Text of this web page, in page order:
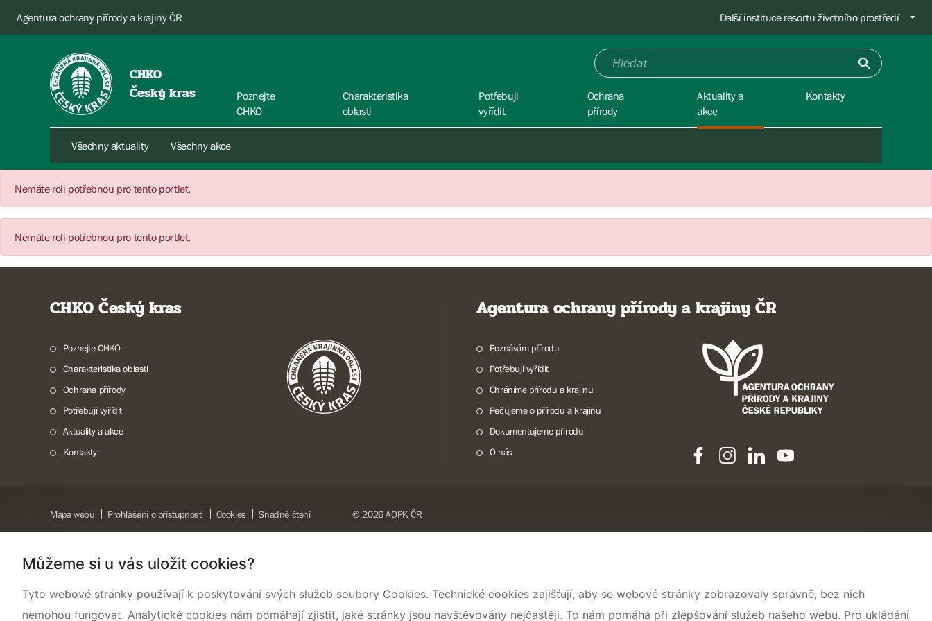
Agentura ochrany přírody a krajiny ČR Další instituce resortu životního prostředí
CHKO
Český kras
Poznejte
CHKO
Charakteristika
oblasti
Potřebuji
vyřídit
Ochrana
přírody
Aktuality a
akce
Všechny aktuality Všechny akce
Kontakty
Nemáte roli potřebnou pro tento portlet.
Nemáte roli potřebnou pro tento portlet.
CHKO Český kras
Poznejte CHKO
Charakteristika oblasti
Ochrana přírody
Potřebuji vyřídit
Aktuality a akce
Kontakty
Agentura ochrany přírody a krajiny ČR
Poznávám přírodu
Potřebuji vyřídit
Chráníme přírodu a krajinu
Pečujeme o přírodu a krajinu
Dokumentujeme přírodu
O nás
Mapa webu Prohlášení o přístupnosti Cookies Snadné čtení © 2026 AOPK ČR
Můžeme si u vás uložit cookies?
Tyto webové stránky používají k poskytování svých služeb soubory Cookies. Technické cookies zajišťují, aby se webové stránky zobrazovaly správně, bez nich
nemohou fungovat. Analytické cookies nám pomáhají zjistit, jaké stránky jsou navštěvovány nejčastěji. To nám pomáhá při zlepšování služeb našeho webu. Pro ukládání